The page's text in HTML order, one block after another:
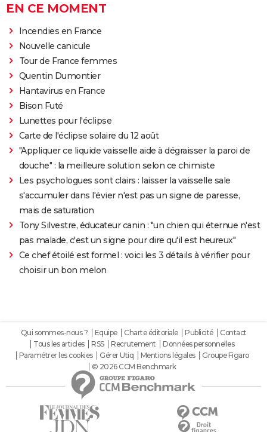
EN CE MOMENT
Incendies en France
Nouvelle canicule
Tour de France femmes
Quentin Dumontier
Hantavirus en France
Bison Futé
Lunettes pour l'éclipse
Carte de l'éclipse solaire du 12 août
"Appliquer ce liquide vaisselle aide à dégraisser la paroi de
douche" : la meilleure solution selon ce chimiste
Les psychologues sont clairs : laisser la vaisselle sale
s'accumuler dans l'évier n'est pas un signe de paresse,
mais de saturation
Tony Silvestre, éducateur canin : "un chien qui éternue n'est
pas malade, c'est un signe pour dire qu'il est heureux"
Ce chef étoilé est formel : voici les 3 détails à vérifier pour
choisir un bon melon
Qui sommes-nous ? Equipe Charte éditoriale Publicité
Contact
Tous les articles
RSS Recrutement
Données personnelles
Paramétrer les cookies
Gérer Utiq Mentions légales
Groupe Figaro
© 2026 CCM Benchmark